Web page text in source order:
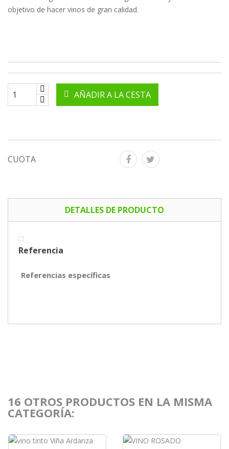
objetivo de hacer vinos de gran calidad.
AÑADIR A LA CESTA
CUOTA
DETALLES DE PRODUCTO
Referencia
Referencias específicas
16 OTROS PRODUCTOS EN LA MISMA
CATEGORÍA: